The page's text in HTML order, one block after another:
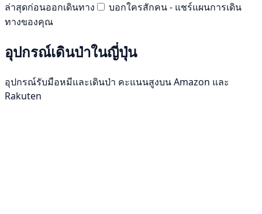
ล่าสุดก่อนออกเดินทาง
บอกใครสักคน - แชร์แผนการเดิน
ทางของคุณ
อุปกรณ์เดินป่าในญี่ปุ่น
อุปกรณ์รับมือหมีและเดินป่า คะแนนสูงบน Amazon และ
Rakuten